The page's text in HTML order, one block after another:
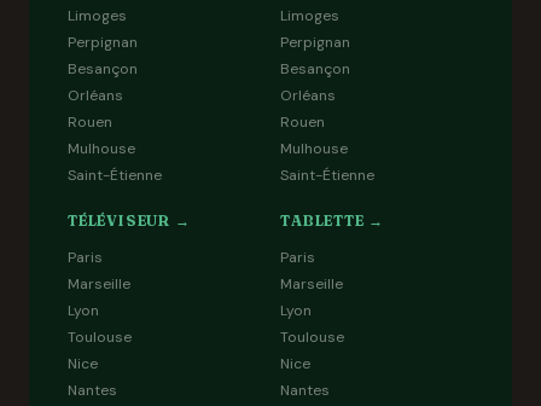
Limoges
Perpignan
Besançon
Orléans
Rouen
Mulhouse
Saint-Étienne
Limoges
Perpignan
Besançon
Orléans
Rouen
Mulhouse
Saint-Étienne
TÉLÉVISEUR →
Paris
Marseille
Lyon
Toulouse
Nice
Nantes
TABLETTE →
Paris
Marseille
Lyon
Toulouse
Nice
Nantes